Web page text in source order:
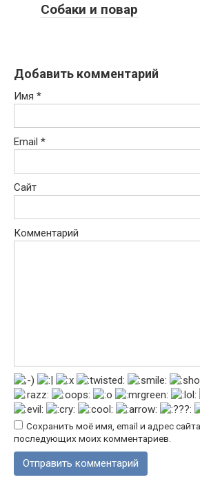
Собаки и повар
Добавить комментарий
Имя *
Email *
Сайт
Комментарий
Сохранить моё имя, email и адрес
последующих моих комментариев.